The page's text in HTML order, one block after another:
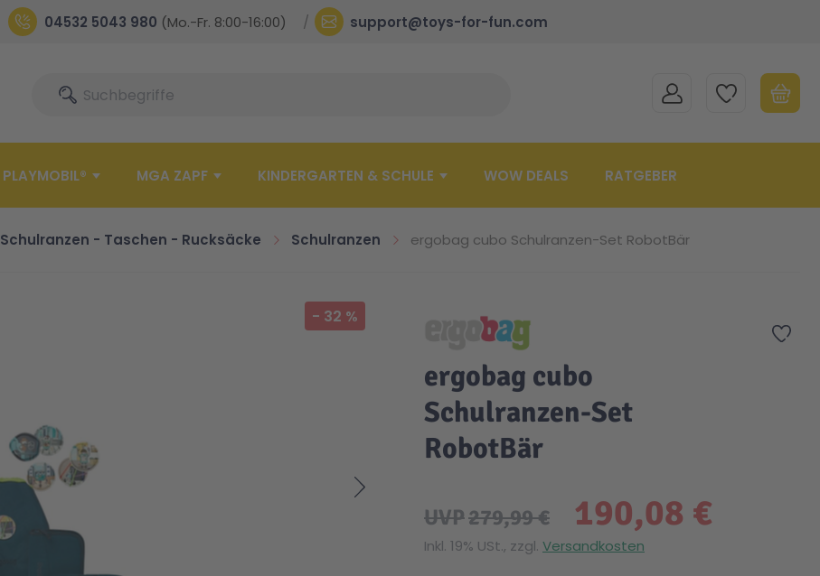
04532 5043 980 (Mo.-Fr. 8:00-16:00) support@toys-for-fun.com
SucheSuche MEIN KONTOMEINE WUNSCHLISTE
PLAYMOBIL® MGA ZAPF KINDERGARTEN & SCHULE WOW DEALS RATGEBER
Schulranzen - Taschen - Rucksäcke Schulranzen ergobag cubo Schulranzen-Set RobotBär
- 32 %
Zur
ergobag cubo
Schulranzen-Set
RobotBär
190,08 €
UVP279,99 €
Inkl. 19% USt., zzgl. Versandkosten